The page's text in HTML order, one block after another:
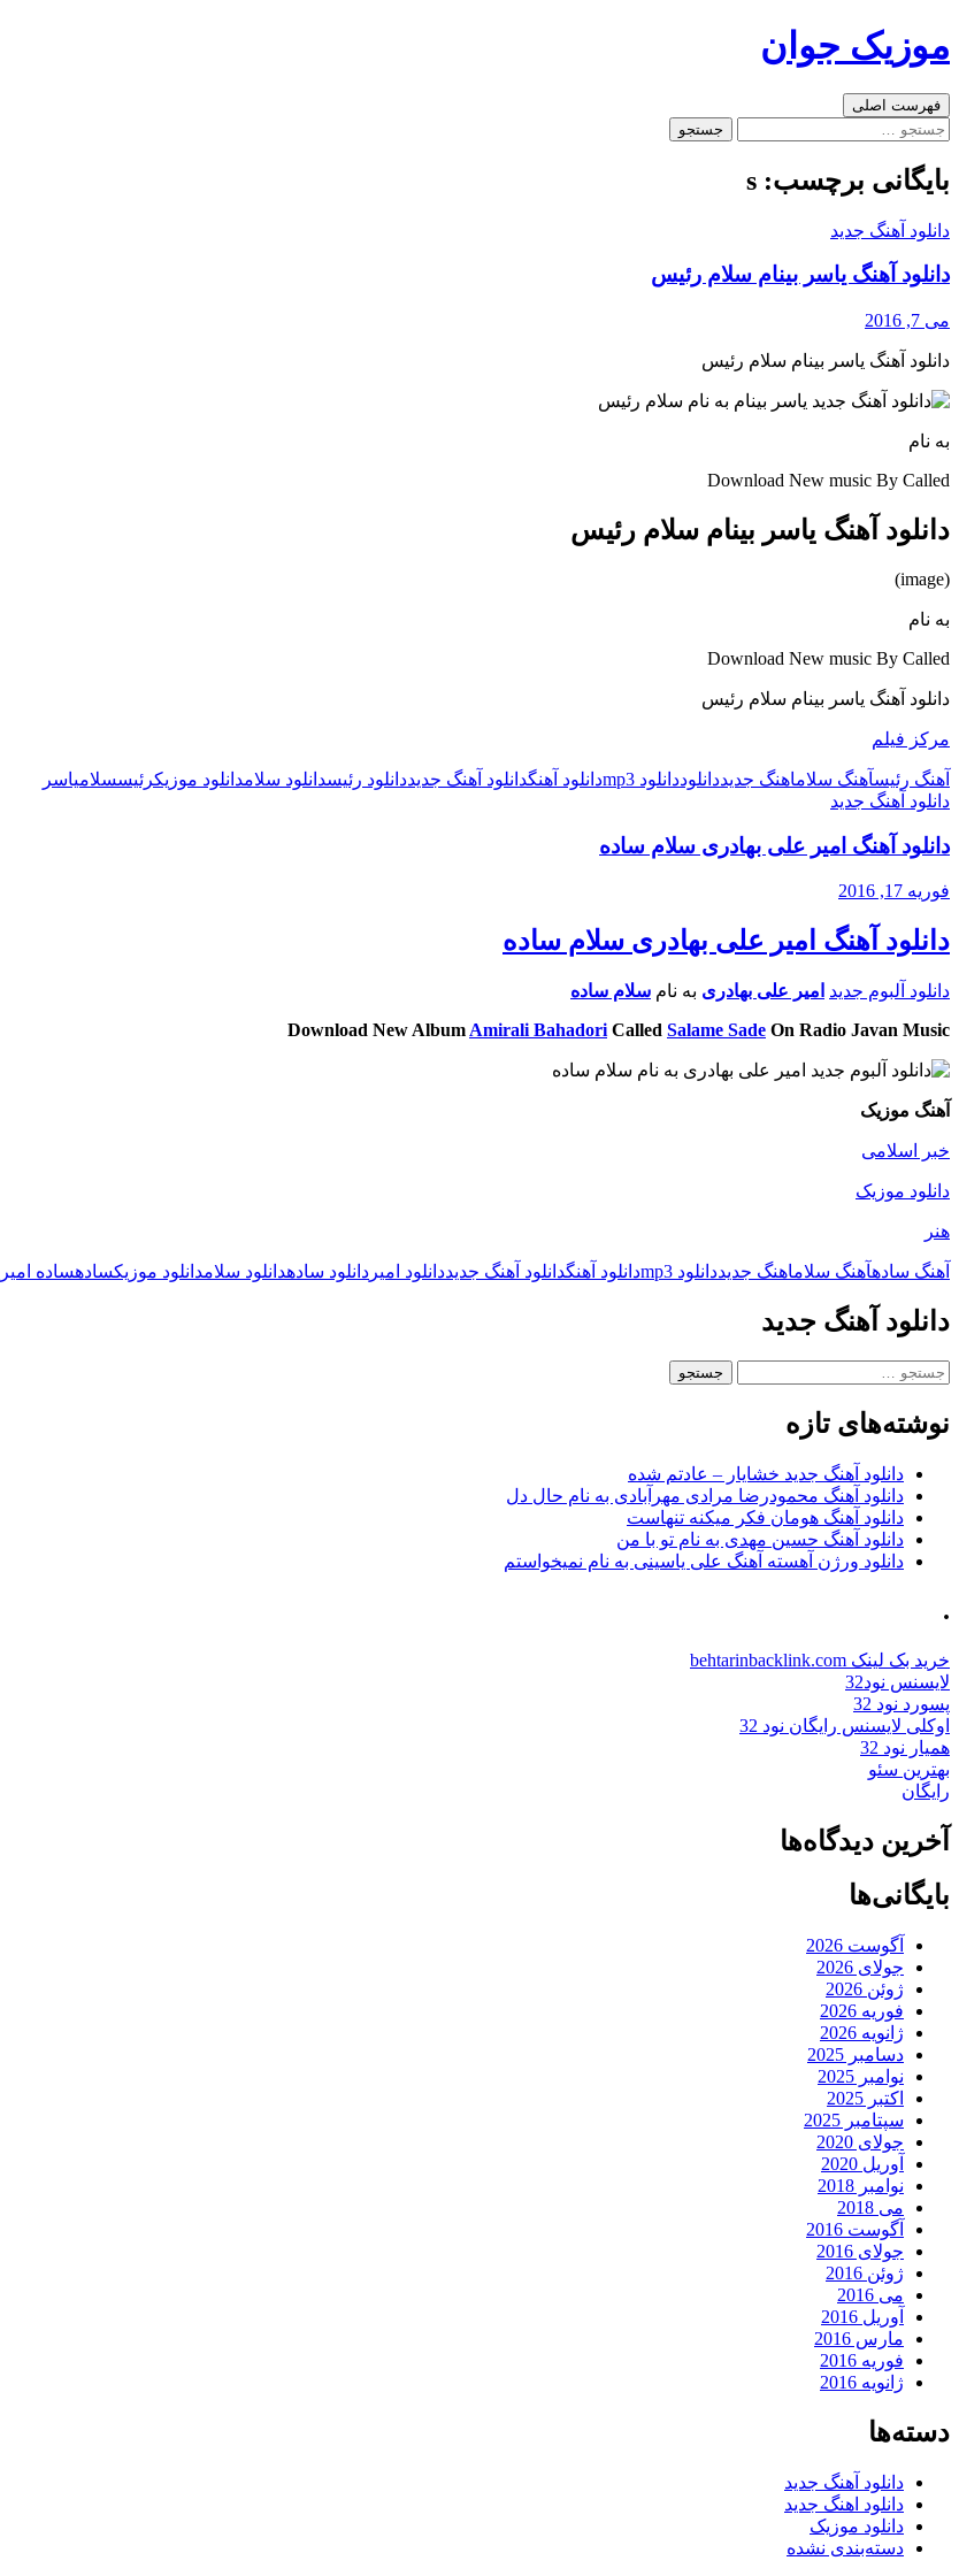
به
موزیک جوان
جست‌وجو
فهرست اصلی
جستجو
بایگانی برچسب: s
دانلود آهنگ جدید
دانلود آهنگ یاسر بینام سلام رئیس
می 7, 2016
دانلود آهنگ یاسر بینام سلام رئیس
به نام
Download New music By Called
دانلود آهنگ یاسر بینام سلام رئیس
(image)
به نام
Download New music By Called
دانلود آهنگ یاسر بینام سلام رئیس
مرکز فیلم
آهنگ رئیسآهنگ سلاماهنگ جدیددانلوددانلود mp3 دانلود آهنگدانلود آهنگ جدیددانلود رئیسدانلود سلامدانلود موزیکرئیسسلامیاسر
دانلود آهنگ جدید
دانلود آهنگ امیر علی بهادری سلام ساده
فوریه 17, 2016
دانلود آهنگ امیر علی بهادری سلام ساده
دانلود آلبوم جدید امیر علی بهادری به نام سلام ساده
Download New Album Amirali Bahadori Called Salame Sade On Radio Javan Music
آهنگ موزیک
خبر اسلامی
دانلود موزیک
هنر
آهنگ سادهآهنگ سلاماهنگ جدیددانلود mp3 دانلود آهنگدانلود آهنگ جدیددانلود امیر دانلود سادهدانلود سلامدانلود موزیکسادهساده امیر
دانلود آهنگ جدید
جستجو
نوشته‌های تازه
دانلود آهنگ جدید خشایار – عادتم شده
دانلود آهنگ محمودرضا مرادی مهرآبادی به نام حال دل
دانلود آهنگ هومان فکر میکنه تنهاست
دانلود آهنگ حسین مهدی به نام تو با من
دانلود ورژن آهسته آهنگ علی یاسینی به نام نمیخواستم
.
خرید بک لینک behtarinbacklink.com
لایسنس نود32
پسورد نود 32
اوکلی لایسنس رایگان نود 32
همیار نود 32
بهترین سئو
رایگان
آخرین دیدگاه‌ها
بایگانی‌ها
آگوست 2026
جولای 2026
ژوئن 2026
فوریه 2026
ژانویه 2026
دسامبر 2025
نوامبر 2025
اکتبر 2025
سپتامبر 2025
جولای 2020
آوریل 2020
نوامبر 2018
می 2018
آگوست 2016
جولای 2016
ژوئن 2016
می 2016
آوریل 2016
مارس 2016
فوریه 2016
ژانویه 2016
دسته‌ها
دانلود آهنگ جدید
دانلود اهنگ جدید
دانلود موزیک
دسته‌بندی نشده